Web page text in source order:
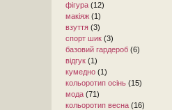
фігура (12)
макіяж (1)
взуття (3)
спорт шик (3)
базовий гардероб (6)
відгук (1)
кумедно (1)
кольоротип осінь (15)
мода (71)
кольоротип весна (16)